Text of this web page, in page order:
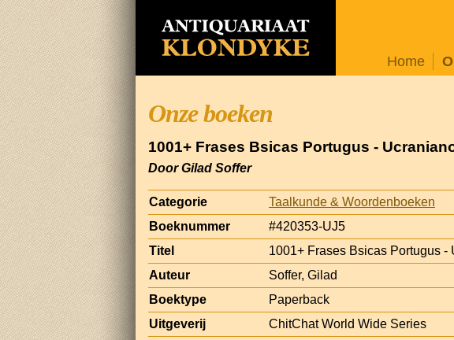
Home
Onze boeken
1001+ Frases Bsicas Portugus -
Door Gilad Soffer
Categorie
Taalkunde & Woordenboeken
Boeknummer
#420353-UJ5
Titel
1001+ Frases Bsicas Portugus -
Auteur
Soffer, Gilad
Boektype
Paperback
Uitgeverij
ChitChat World Wide Series